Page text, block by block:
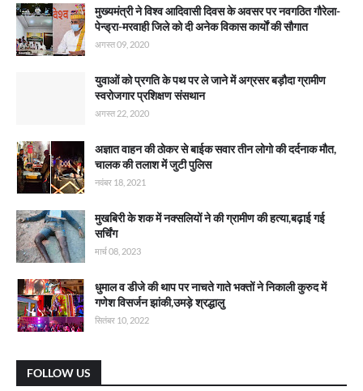
मुख्यमंत्री ने विश्व आदिवासी दिवस के अवसर पर नवगठित गौरेला-
पेन्ड्रा-मरवाही जिले को दी अनेक विकास कार्याें की सौगात
अगस्त 09, 2020
युवाओं को प्रगति के पथ पर ले जाने में अग्रसर बड़ौदा ग्रामीण
स्वरोजगार प्रशिक्षण संसथान
अगस्त 22, 2020
अज्ञात वाहन की ठोकर से बाईक सवार तीन लोगो की दर्दनाक मौत,
चालक की तलाश में जुटी पुलिस
नवंबर 18, 2021
मुखबिरी के शक में नक्सलियों ने की ग्रामीण की हत्या,बढ़ाई गई
सर्चिंग
मार्च 08, 2023
धुमाल व डीजे की थाप पर नाचते गाते भक्तों ने निकाली कुरुद में
गणेश विसर्जन झांकी,उमड़े श्रद्धालु
सितंबर 10, 2022
FOLLOW US